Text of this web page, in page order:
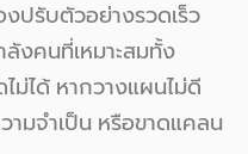
ปรับตัวอย่างรวดเร็ว
งคนที่เหมาะสมทั้ง
ม่ได้ หากวางแผนไม่ดี
ามจำเป็น หรือขาดแคลน